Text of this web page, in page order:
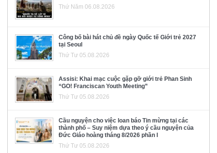
Thứ Năm 06.08.2026
Công bố bài hát chủ đề ngày Quốc tế Giới trẻ 2027
tại Seoul
Thứ Tư 05.08.2026
Assisi: Khai mạc cuộc gặp gỡ giới trẻ Phan Sinh
“GO! Franciscan Youth Meeting”
Thứ Tư 05.08.2026
Cầu nguyện cho việc loan báo Tin mừng tại các
thành phố – Suy niệm dựa theo ý cầu nguyện của
Đức Giáo hoàng tháng 8/2026 phần I
Thứ Tư 05.08.2026